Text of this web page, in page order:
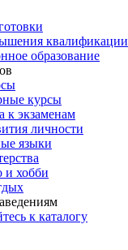
квалификации
образование
курсы
к экзаменам
личности
языки
и хобби
к каталогу